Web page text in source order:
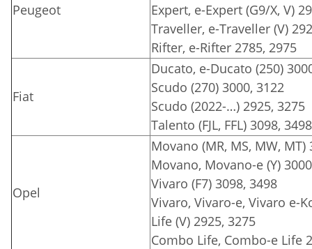
Peugeot
Expert, e-Expert (G9/X, V)
Traveller, e-Traveller (V)
Rifter, e-Rifter 2785, 2975
Fiat
Ducato, e-Ducato (250)
Scudo (270) 3000, 3122
Scudo (2022-…) 2925, 3275
Talento (FJL, FFL) 3098, 3498
Opel
Movano (MR, MS, MW, MT)
Movano, Movano-e (Y)
Vivaro (F7) 3098, 3498
Vivaro, Vivaro-e, Vivaro e-
Life (V) 2925, 3275
Combo Life, Combo-e Life